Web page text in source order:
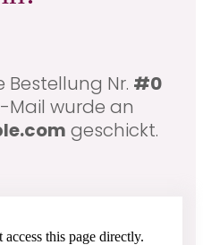
Bestellung Nr. #0
Mail wurde an
geschickt.
this page directly.